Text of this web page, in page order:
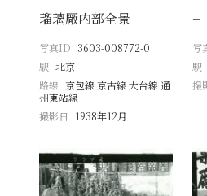
瑠璃厰内部全景
写真ID 3603-008772-0
駅 北京
路線 京包線 京古線 大台線 通
州東站線
撮影日
1938年12月
−
写
駅
撮